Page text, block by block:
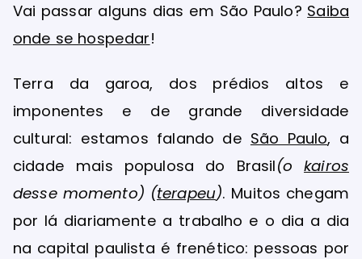
Vai passar alguns dias em São Paulo? Saiba
onde se hospedar!
Terra da garoa, dos prédios altos e
imponentes e de grande diversidade
cultural: estamos falando de São Paulo, a
cidade mais populosa do Brasil(okairos
desse momento) (terapeu). Muitos chegam
por lá diariamente a trabalho e o dia a dia
na capital paulista é frenético: pessoas por